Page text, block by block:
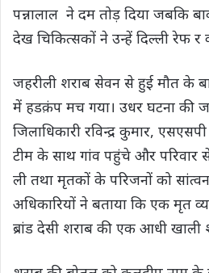
पन्नालाल ने दम तोड़ दिया जबकि
देख चिकित्सकों ने उन्हें दिल्ली रेफ र
जहरीली शराब सेवन से हुई मौत के
में हडक़ंप मच गया। उधर घटना की
जिलाधिकारी रविन्द्र कुमार,
टीम के साथ गांव पहुंचे और परिवार
ली तथा मृतकों के परिजनों को
अधिकारियों ने बताया कि एक मृत
ब्रांड देसी शराब की एक आधी खाली